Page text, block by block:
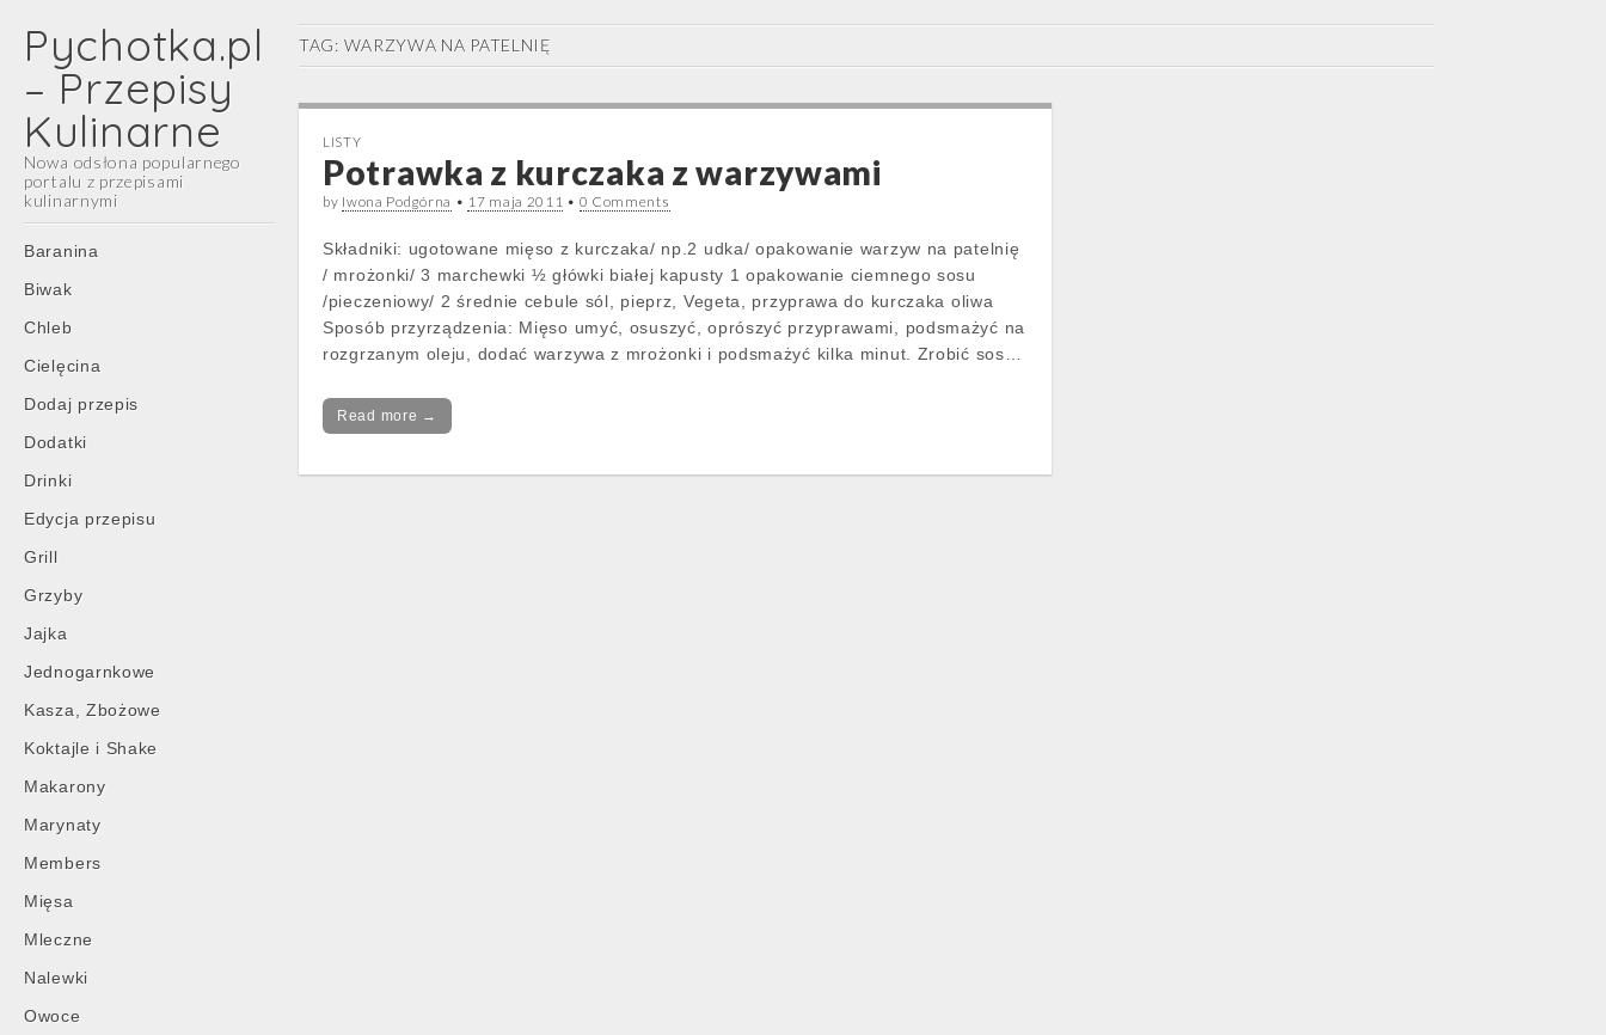
Pychotka.pl
– Przepisy
Kulinarne
Nowa odsłona popularnego
portalu z przepisami
kulinarnymi
Main
menu
Skip
content
Baranina
Biwak
Chleb
Cielęcina
Dodaj przepis
Dodatki
Drinki
Edycja przepisu
Grill
Grzyby
Jajka
Jednogarnkowe
Kasza, Zbożowe
Koktajle i Shake
Makarony
Marynaty
Members
Mięsa
Mleczne
Nalewki
Owoce
TAG: WARZYWA NA PATELNIĘ
LISTY
Potrawka z kurczaka z warzywami
by Iwona Podgórna • 17 maja 2011 • 0 Comments
Składniki: ugotowane mięso z kurczaka/ np.2 udka/ opakowanie warzyw na patelnię
/ mrożonki/ 3 marchewki ½ główki białej kapusty 1 opakowanie ciemnego sosu
/pieczeniowy/ 2 średnie cebule sól, pieprz, Vegeta, przyprawa do kurczaka oliwa
Sposób przyrządzenia: Mięso umyć, osuszyć, oprószyć przyprawami, podsmażyć na
rozgrzanym oleju, dodać warzywa z mrożonki i podsmażyć kilka minut. Zrobić sos…
Read more →